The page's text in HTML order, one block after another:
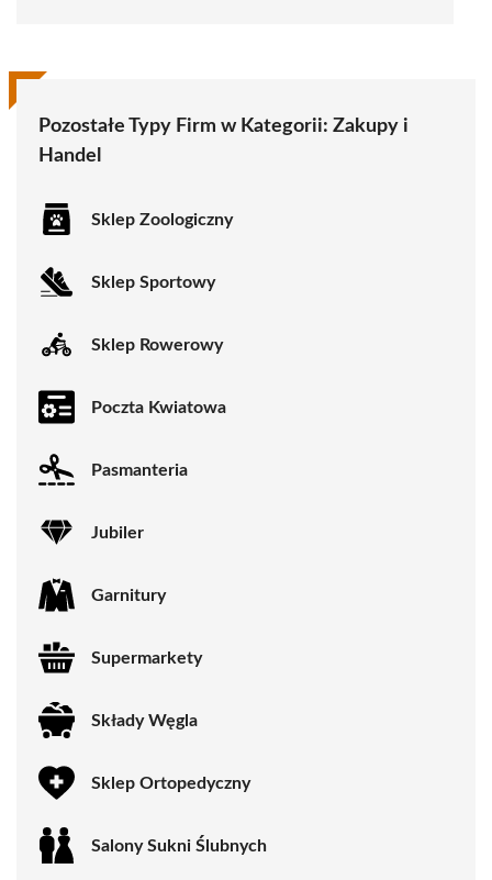
Pozostałe Typy Firm w Kategorii: Zakupy i
Handel
Sklep Zoologiczny
Sklep Sportowy
Sklep Rowerowy
Poczta Kwiatowa
Pasmanteria
Jubiler
Garnitury
Supermarkety
Składy Węgla
Sklep Ortopedyczny
Salony Sukni Ślubnych